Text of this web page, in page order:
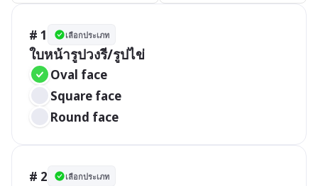
# 1 เลือกประเภท
ใบหน้ารูปวงรี/รูปไข่
Oval face
Square face
Round face
# 2 เลือกประเภท